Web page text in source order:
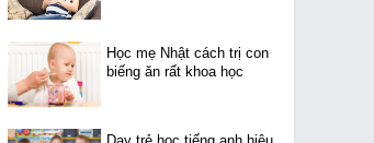
Cửa Hàng Bán Bóng Bay
Học mẹ Nhật cách trị con
biếng ăn rất khoa học